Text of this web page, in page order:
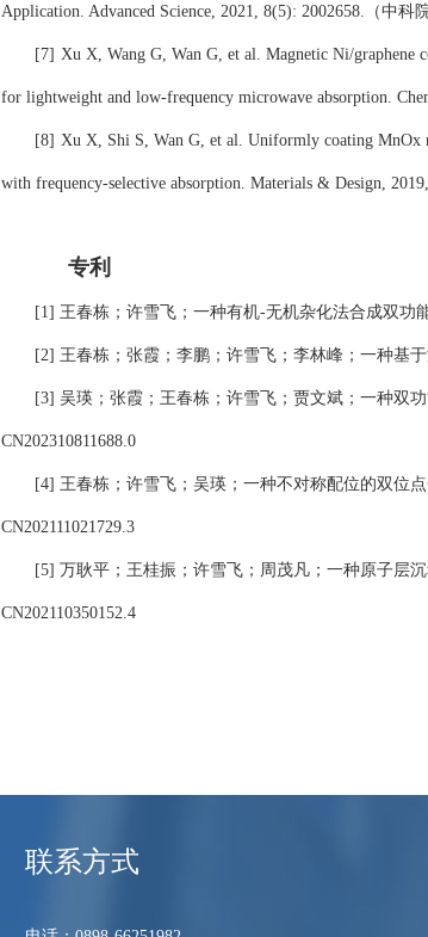
Application. Advanced Science, 2021, 8(5): 2002658. （中科
[7] Xu X, Wang G, Wan G, et al. Magnetic Ni/graphene
for lightweight and low-frequency microwave absorption.
[8] Xu X, Shi S, Wan G, et al. Uniformly coating MnOx
with frequency-selective absorption. Materials & Design,
专利
[1 ] 王春栋；许雪飞；一种有机-无机杂化法合成双功
[2] 王春栋；张霞；李鹏；许雪飞；李林峰；一种基
[3] 吴瑛；张霞；王春栋；许雪飞；贾文斌；一种双
CN202310811688.0
[4] 王春栋；许雪飞；吴瑛；一种不对称配位的双位
CN202111021729.3
[5] 万耿平；王桂振；许雪飞；周茂凡；一种原子层
CN202110350152.4
联系方式